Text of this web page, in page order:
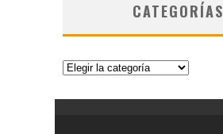
CATEGORÍAS
Categorías